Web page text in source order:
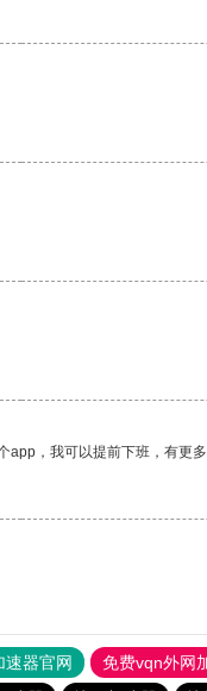
，我可以提前下班，有更多
速器官网 免费vqn外网